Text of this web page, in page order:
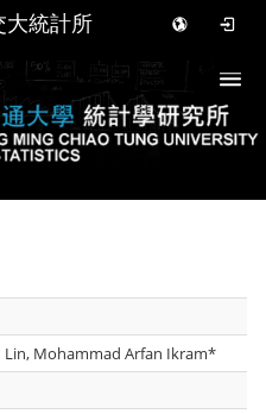
大統計所
Lin, Mohammad Arfan Ikram*